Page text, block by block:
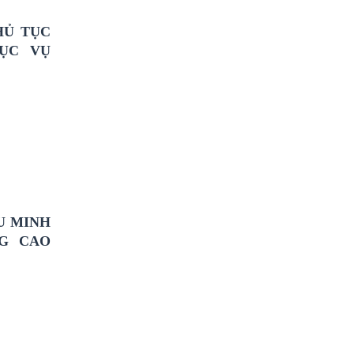
TỤC
VỤ
MINH
CAO